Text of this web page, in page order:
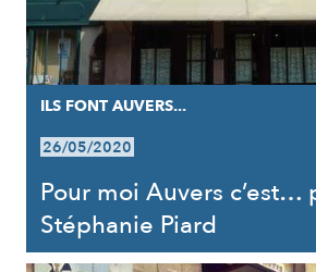
ILS FONT AUVERS...
26/05/2020
Pour moi Auvers c’est…
Stéphanie Piard